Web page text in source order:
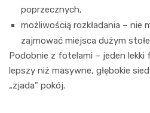
poprzecznych,
możliwością rozkładania – nie
zajmować miejsca dużym
Podobnie z fotelami – jeden
lepszy niż masywne, głębokie
„zjada” pokój.